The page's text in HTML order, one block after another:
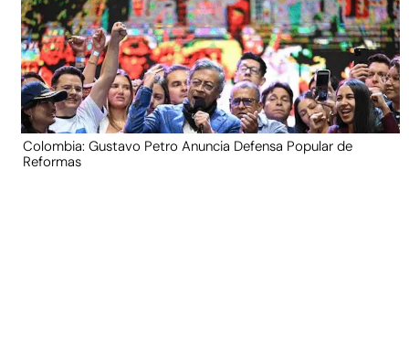
Colombia: Gustavo Petro Anuncia Defensa Popular de
Reformas